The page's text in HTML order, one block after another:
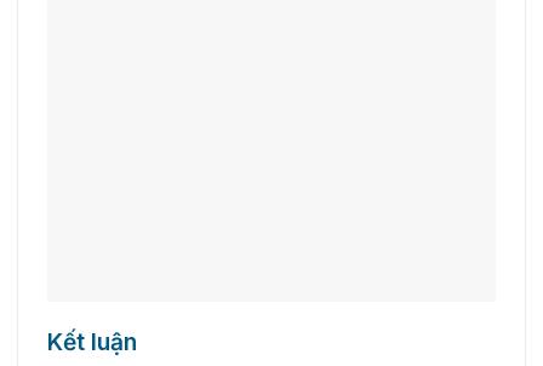
Kết luận